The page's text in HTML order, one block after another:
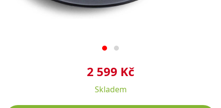
2 599 Kč
Skladem